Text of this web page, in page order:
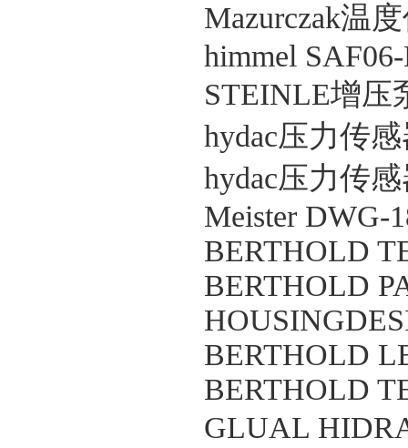
Mazurczak温
himmel
STEINLE增压
hydac压力传感
hydac压力传感
Meister DWG-
BERTHOLD
BERTHOLD
BERTHOLD
BERTHOLD
GLUAL